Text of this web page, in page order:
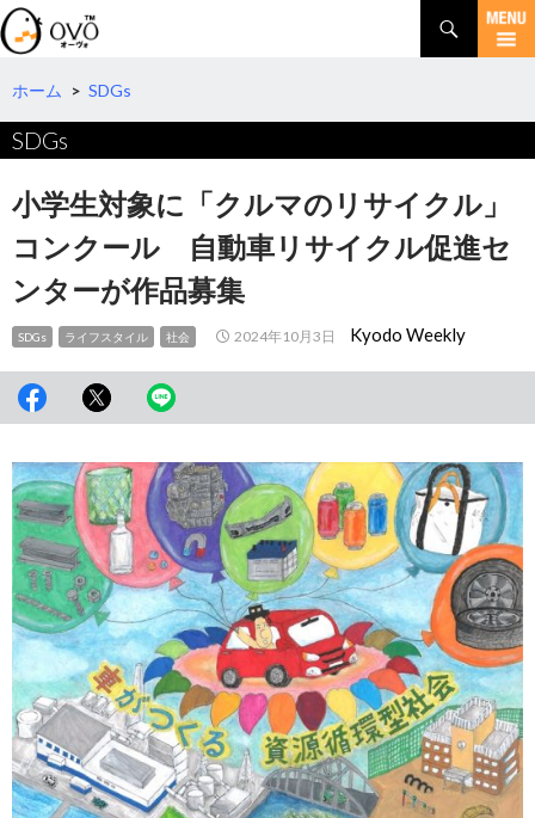
検
索
コ
テ
ツ
へ
動
ホーム > SDGs
SDGs
小学生対象に「クルマのリサイクル」
コンクール 自動車リサイクル促進セ
ンターが作品募集
SDGs ライフスタイル 社会 2024年10月3日 Kyodo Weekly